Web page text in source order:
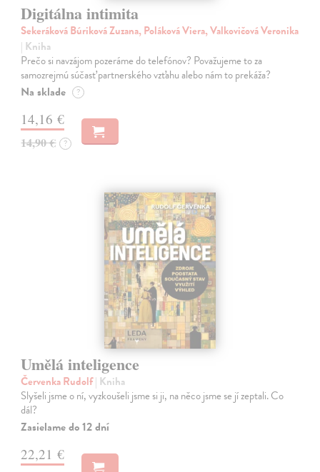
Digitálna intimita
Sekeráková Búriková Zuzana, Poláková Viera, Valkovičová Veronika
| Kniha
Prečo si navzájom pozeráme do telefónov? Považujeme to za
samozrejmú súčasť partnerského vzťahu alebo nám to prekáža?
Na sklade ?
14,16 €
14,90 € ?
Umělá inteligence
Červenka Rudolf| Kniha
Slyšeli jsme o ní, vyzkoušeli jsme si ji, na něco jsme se jí zeptali. Co
dál?
Zasielame do 12 dní
22,21 €